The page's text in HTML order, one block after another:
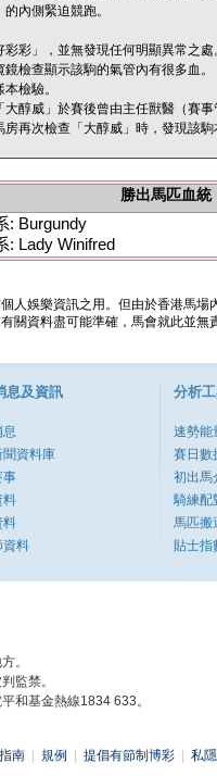
內側緊迫競跑。
彩」，並無發現任何明顯異常之處
檢查顯示該駒的氣管內有很多血
檢驗。
醇威」於賽後曾由主任獸醫（賽
再次檢查「大醇威」時，發現該
勝出馬匹血統
: Burgundy
: Lady Winifred
人娛樂資訊之用。但由於香港馬
關資料盡可能準確，馬會就此並
息及資訊
息
聞資料庫
事
料
料
資料
分析
速勢能
賽日數
初出馬
騎練配
馬匹搬
貼士指
。
監禁。
和基金熱線1834 633。
南 規例 提倡有節制博彩 私